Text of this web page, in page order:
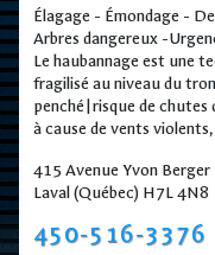
Élagage - Émondage -
Arbres dangereux -
Le haubannage est une
fragilisé au niveau du
penché|risque de chutes
à cause de vents violents,
415 Avenue Yvon Berger
Laval (Québec) H7L 4N8
450-516-3376